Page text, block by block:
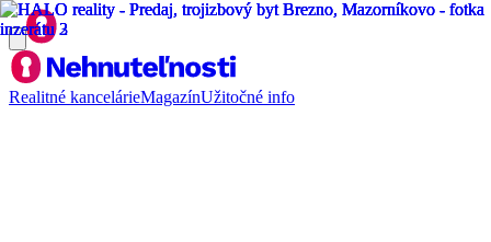
Realitné kancelárieMagazínUžitočné info